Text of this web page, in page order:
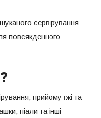
сервірування
повсякденного
прийому їжі та
піали та інші